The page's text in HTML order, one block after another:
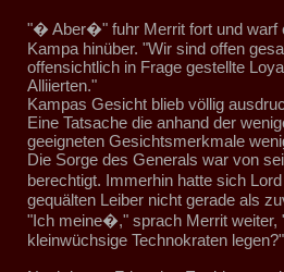
"� Aber�" fuhr Merrit fort und warf
Kampa hinüber. "Wir sind offen
offensichtlich in Frage gestellte
Alliierten."
Kampas Gesicht blieb völlig
Eine Tatsache die anhand der
geeigneten Gesichtsmerkmale
Die Sorge des Generals war von
berechtigt. Immerhin hatte sich
gequälten Leiber nicht gerade als
"Ich meine�," sprach Merrit weiter,
kleinwüchsige Technokraten legen?"